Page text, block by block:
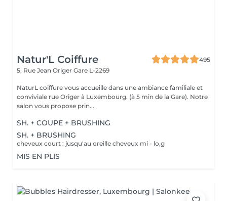
Natur'L Coiffure
495
5, Rue Jean Origer Gare L-2269
NaturL coiffure vous accueille dans une ambiance familiale et
conviviale rue Origer à Luxembourg. (à 5 min de la Gare). Notre
salon vous propose prin...
SH. + COUPE + BRUSHING
SH. + BRUSHING
cheveux court : jusqu'au oreille cheveux mi - lo,g
MIS EN PLIS